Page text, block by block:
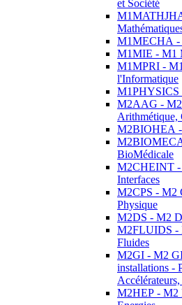
et Société
M1MECHA -
M1MIE - M1
M1MPRI -
l'Informatique
M1PHYSICS
M2AAG -
Arithmétique,
M2BIOHEA -
BioMédicale
M2CHEINT -
Interfaces
M2CPS - M2
Physique
M2DS - M2
M2FLUIDS -
Fluides
M2GI - M2
installations -
M2HEP - M2